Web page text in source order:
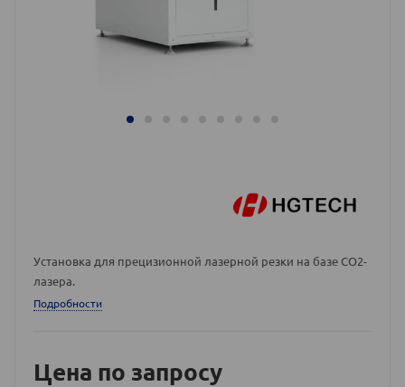
Установка для прецизионной лазерной резки на базе СО2-
лазера.
Подробности
Цена по запросу